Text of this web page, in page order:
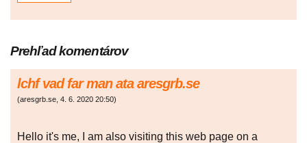
Prehľad komentárov
lchf vad far man ata aresgrb.se
(aresgrb.se 4. 6. 2020 20:50)
Hello it's me, I am also visiting this web page on a